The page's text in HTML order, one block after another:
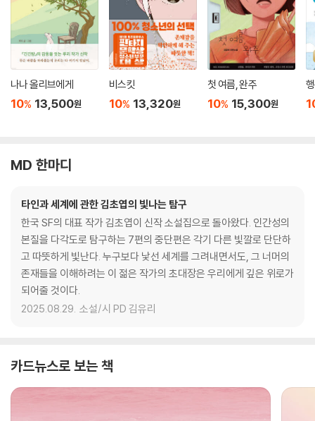
나나 올리브에게
10% 13,500원
비스킷
10% 13,320원
첫 여름, 완주
10% 15,300원
MD 한마디
타인과 세계에 관한 김초엽의 빛나는 탐구
한국 SF의 대표 작가 김초엽이 신작 소설집으로 돌아왔다. 인간성의
본질을 다각도로 탐구하는 7편의 중단편은 각기 다른 빛깔로 단단하
고 따뜻하게 빛난다. 누구보다 낯선 세계를 그려내면서도, 그 너머의
존재들을 이해하려는 이 젊은 작가의 초대장은 우리에게 깊은 위로가
되어줄 것이다.
2025.08.29. 소설/시 PD 김유리
카드뉴스로 보는 책